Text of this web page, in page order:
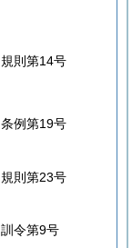
規則第14号
条例第19号
規則第23号
訓令第9号